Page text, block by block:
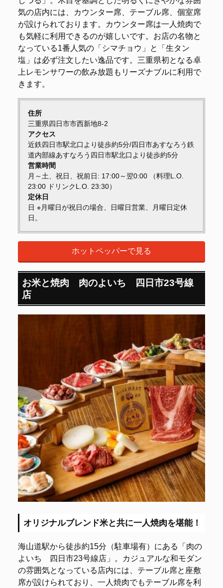
気の店内には、カウンター席、テーブル席、個室席
が設けられております。カウンター席は一人焼肉で
も気軽に利用できるのが嬉しいです。お店の名物と
なっている1番人気の「シマチョウ」と「生タン
塩」は必ず注文したい逸品です。三重県初となる卓
上レモンサワーの飲み放題もリーズナブルに利用で
きます。
住所
三重県四日市市西新地8-2
アクセス
近鉄四日市駅北口より徒歩約5分/四日市あすなろう鉄
道内部線あすなろう四日市駅北口より徒歩約5分
営業時間
月～土、祝日、祝前日: 17:00～翌0:00 （料理L.O.
23:00 ドリンクL.O. 23:30）
定休日
日 ※月曜日が祝日の場合、日曜日営業、月曜日定休
日。
ホットペッパーで見る
お米と焼肉 肉のよいち 四日市23号線
店
オリジナルブレンド米と共に一人焼肉を堪能！
海山道駅から徒歩約15分（駐車場有）にある「肉の
よいち 四日市23号線店」。カジュアルな和モダン
の雰囲気となっている店内には、テーブル席と座敷
席が設けられており、一人焼肉でもテーブル席を利